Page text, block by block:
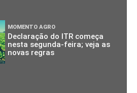
MOMENTO AGRO
Declaração do ITR começa
nesta segunda-feira; veja as
novas regras